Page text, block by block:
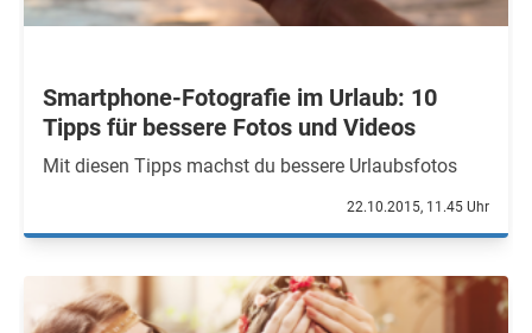
Smartphone-Fotografie im Urlaub: 10
Tipps für bessere Fotos und Videos
Mit diesen Tipps machst du bessere Urlaubsfotos
22.10.2015, 11.45 Uhr